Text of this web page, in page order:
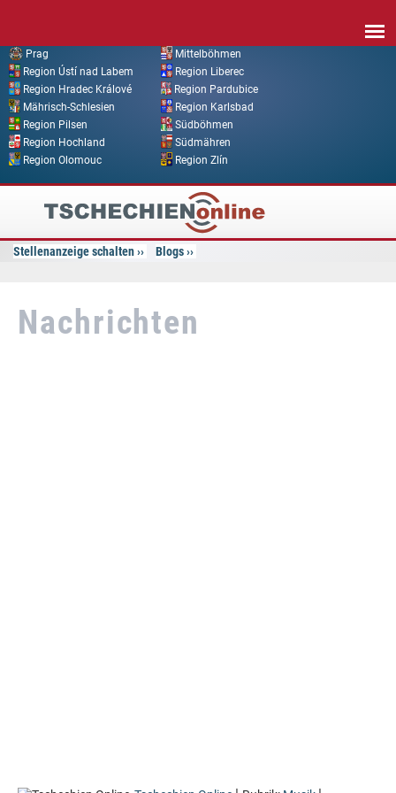
Prag
Mittelböhmen
Region Ústí nad Labem
Region Liberec
Region Hradec Králové
Region Pardubice
Mährisch-Schlesien
Region Karlsbad
Region Pilsen
Südböhmen
Region Hochland
Südmähren
Region Olomouc
Region Zlín
Tschechien
Online
Stellenanzeige schalten Blogs
Nachrichten